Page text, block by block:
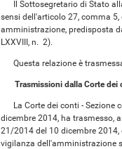
Il Sottosegretario di Stato
sensi dell'articolo 27, comma
amministrazione, predisposta
LXXVIII, n. 2).
Questa relazione è
Trasmissioni dalla Corte dei
La Corte dei conti - Sezione
dicembre 2014, ha trasmesso,
21/2014 del 10 dicembre
vigilanza dell'amministrazione